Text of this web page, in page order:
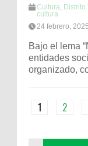
Cultura, Distrito
cultura
24 febrero, 2025
Bajo el lema
entidades
organizado,
1 2